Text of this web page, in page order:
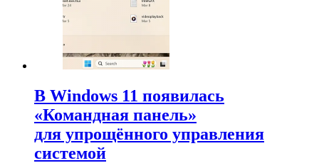
В Windows 11 появилась
«Командная панель»
для упрощённого управления
системой